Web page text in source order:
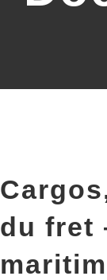
du fret